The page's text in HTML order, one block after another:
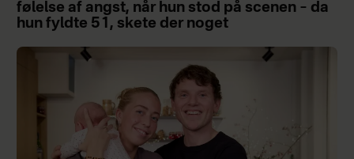
følelse af angst, når hun stod på scenen – da
hun fyldte 51, skete der noget